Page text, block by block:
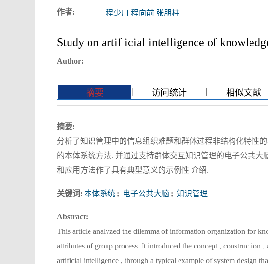
作者: 程少川 程向前 张朋柱
Study on artif icial intelligence of
Author:
摘要 || 访问统计 || 相似文献
摘要:
分析了知识管理中的信息组织难题和群体过程非结构化特性
的本体系统方法. 并通过支持群体交互知识管理的电子公共
和应用方法作了具有典型意义的示例性 介绍.
关键词: 本体系统 ; 电子公共大脑 ; 知识管理
Abstract:
This article analyzed the dilemma of information organization for
attributes of group process. It introduced the concept , construction
artificial intelligence , through a typical example of system design